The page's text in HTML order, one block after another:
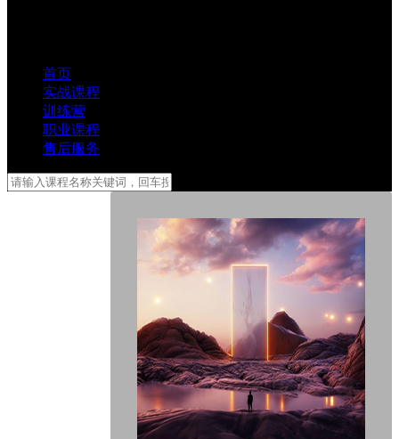
首页
实战课程
训练营
职业课程
售后服务